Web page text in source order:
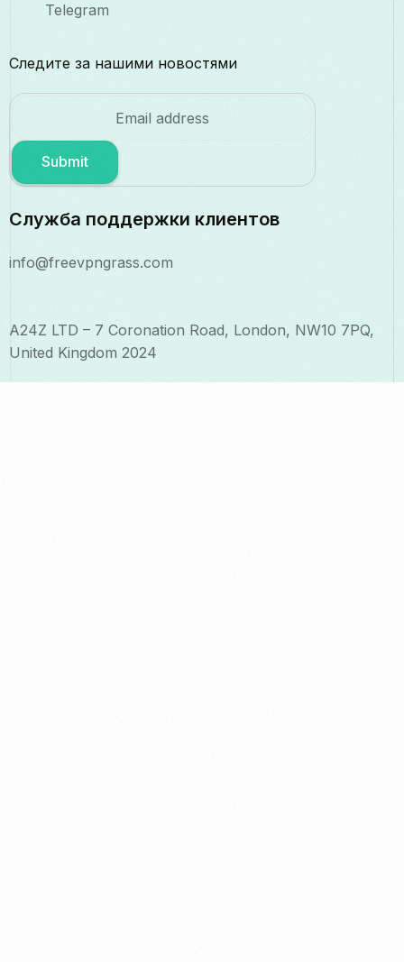
Telegram
Следите за нашими новостями
Submit
Служба поддержки клиентов
info@freevpngrass.com
A24Z LTD – 7 Coronation Road, London, NW10 7PQ,
United Kingdom 2024